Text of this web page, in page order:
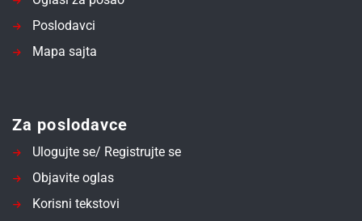
Poslodavci
Mapa sajta
Za poslodavce
Ulogujte se/ Registrujte se
Objavite oglas
Korisni tekstovi